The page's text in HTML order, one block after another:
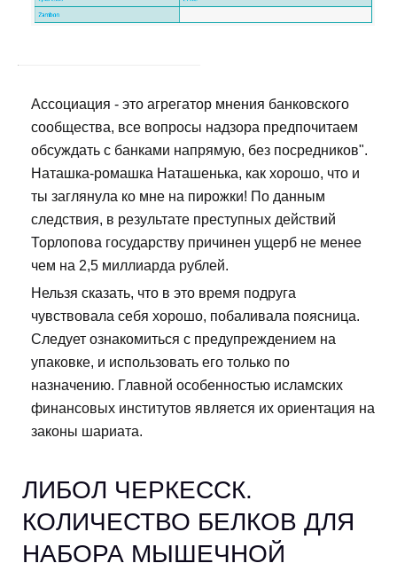
Ассоциация - это агрегатор мнения банковского
сообщества, все вопросы надзора предпочитаем
обсуждать с банками напрямую, без посредников".
Наташка-ромашка Наташенька, как хорошо, что и
ты заглянула ко мне на пирожки! По данным
следствия, в результате преступных действий
Торлопова государству причинен ущерб не менее
чем на 2,5 миллиарда рублей.
Нельзя сказать, что в это время подруга
чувствовала себя хорошо, побаливала поясница.
Следует ознакомиться с предупреждением на
упаковке, и использовать его только по
назначению. Главной особенностью исламских
финансовых институтов является их ориентация на
законы шариата.
ЛИБОЛ ЧЕРКЕССК.
КОЛИЧЕСТВО БЕЛКОВ ДЛЯ
НАБОРА МЫШЕЧНОЙ